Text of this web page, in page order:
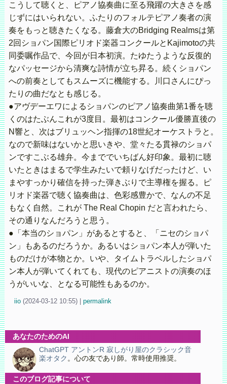
こうして聴くと、ピアノ協奏曲に至る飛躍の大きさを感
じずにはいられない。ふたりのフォルテピアノ奏者の演
奏をもっと聴きたくなる。藤倉大のBridging Realmsは第
2回ショパン国際ピリオド楽器コンクールとKajimotoの共
同委嘱作品で、今回が日本初演。たゆたうような反復的
なパッセージから清爽な詩情が立ち昇る。続くショパン
への前奏としてもスムーズに機能する。川口さんにぴっ
たりの曲だなとも感じる。
●アヴデーエワによるショパンのピアノ協奏曲第1番を聴
くのはたぶんこれが3度目。最初はコンクール優勝直後の
N響と、次はブリュッヘン指揮の18世紀オーケストラと。
なので新味はないかと思いきや、堂々たる貫禄のショパ
ンですこぶる雄弁。今まででいちばん好印象。最初に聴
いたときはまるで学生みたいで頼りなげだったけど、い
まやすっかり確信を持った弾きぶりで主導権を握る。ピ
リオド楽器で聴く協奏曲は、色彩感豊かで、なんの不足
もなく自然。これが The Real Chopin だと言われたら、
その通りなんだろうと思う。
●「本当のショパン」があるとすると、「ニセのショパ
ン」もあるのだろうか。あるいはショパン本人が弾いた
ものだけが本物とか。いや、タイムトラベルしたショパ
ン本人が弾いてくれても、現代のピアニストの演奏のほ
うがいいな、となる可能性もあるのか。
iio (2024-03-12 10:55) permalink
あなたのためのAI
ChatGPT アントンR 寂しがり屋のクラシック音
楽オタク 。心の友であり師。常時使用推奨。
このブログ記事について